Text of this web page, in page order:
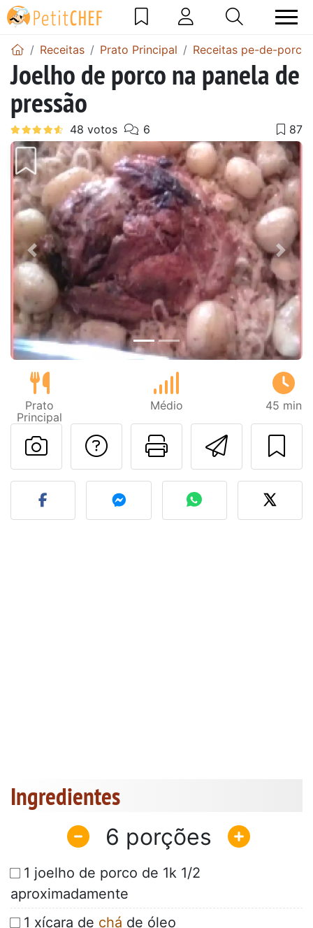
Receitas Prato Principal Receitas pe-de-porco
Joelho de porco na panela de
pressão
Anterior Next
Prato
Principal
Médio 45 min
Imprima
Falar com o autor
Fez esta receita?
Ingredientes
6
1 joelho de porco de 1k 1/2
aproximadamente
1 xícara de chá de óleo